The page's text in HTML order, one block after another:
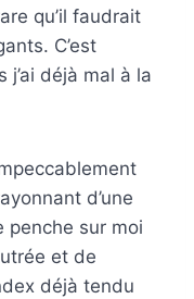
qu’il faudrait
C’est
j’ai déjà mal à la
d’une
penche sur moi
et de
déjà tendu